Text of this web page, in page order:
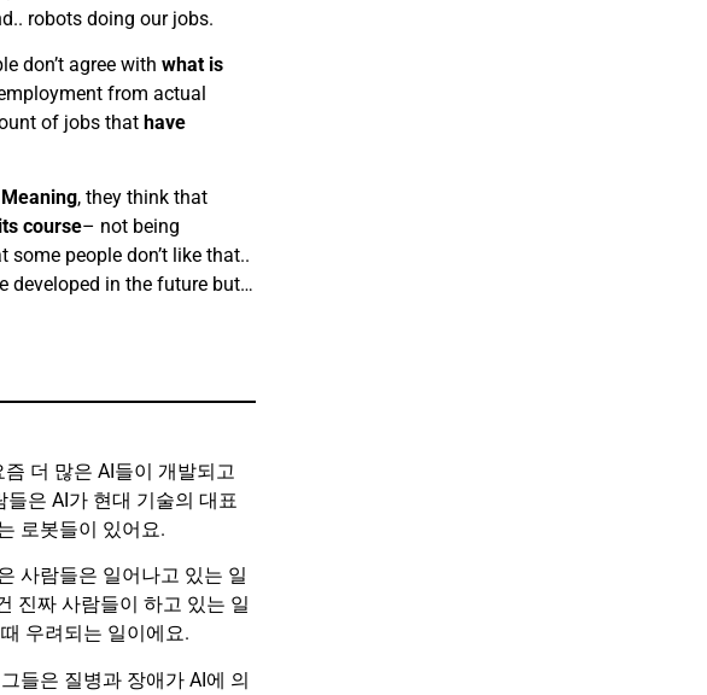
robots doing our jobs.
don’t agree withwhat is
from actual
of jobs thathave
Meaning, they think that
course– not being
people don’t like that..
developed in the future but…
더 많은 AI들이 개발되고
은 AI가 현대 기술의 대표
로봇들이 있어요.
사람들은 일어나고 있는 일
진짜 사람들이 하고 있는 일
우려되는 일이에요.
들은 질병과 장애가 AI에 의